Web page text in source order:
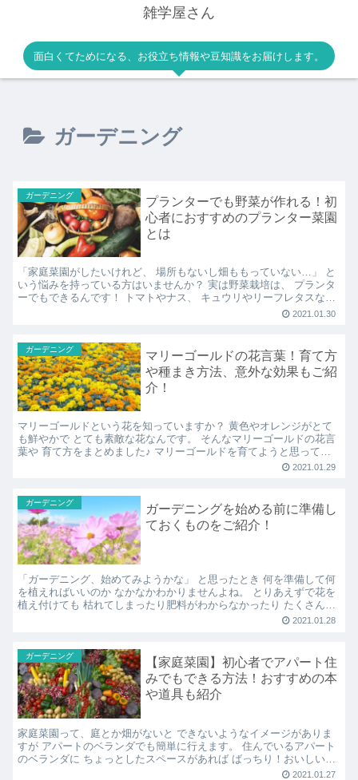
雑学屋さん
面白くてためになる、お役立ち情報や豆知識をお届けします。
ガーデニング
ガーデニング
プランターでも野菜が作れる！初
心者におすすめのプランター菜園
とは
「家庭菜園がしたいけれど、 場所もないし畑ももっていない…」 と
いう悩みを持っている方はいませんか？ 実は野菜栽培は、 プランタ
ーでもできるんです！ トマトやナス、 キュウリやリーフレタスなど
2021.01.30
ガーデニング
マリーゴールドの花言葉！育て方
や種まき方法、意外な効果もご紹
介！
マリーゴールドという花を知っていますか？ 黄色やオレンジがとて
も鮮やかで とても素敵な花なんです。 そんなマリーゴールドの花言
葉や 育て方をまとめました♪ マリーゴールドを育てようと思ってい
2021.01.29
ガーデニング
ガーデニングを始める前に準備し
ておくものをご紹介！
「ガーデニング、始めてみようかな」 と思ったとき 何を準備して何
を植えればいいのか なかなかわかりませんよね。 とりあえずで花を
植え付けても 枯れてしまったり肥料がわからなかったり たくさんの
2021.01.28
ガーデニング
【家庭菜園】初心者でアパート住
みでもできる方法！おすすめの本
や道具も紹介
家庭菜園って、庭とか畑がないと できないようなイメージがありま
すが アパートのベランダでも簡単に行えます。 住んでいるアパート
のベランダに ちょっとしたスペースがあれば ばっちり！おいしい野
2021.01.27